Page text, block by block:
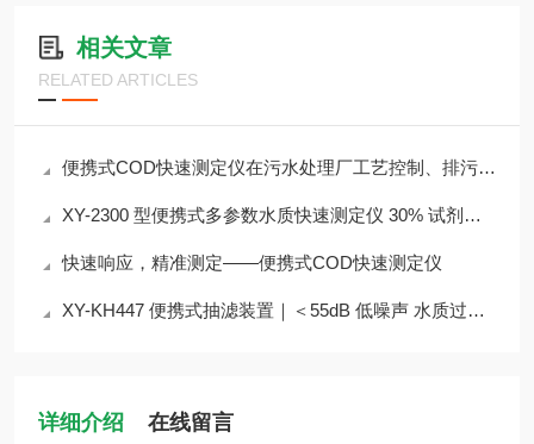
相关文章
RELATED ARTICLES
便携式COD快速测定仪在污水处理厂工艺控制、排污口监测中的应用
XY-2300 型便携式多参数水质快速测定仪 30% 试剂节省 检测成本降
快速响应，精准测定——便携式COD快速测定仪
XY-KH447 便携式抽滤装置｜＜55dB 低噪声 水质过滤实验室外场设备介绍
详细介绍 在线留言